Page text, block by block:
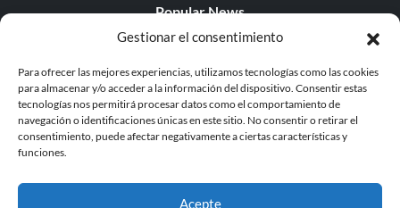
Gestionar el consentimiento
Para ofrecer las mejores experiencias, utilizamos tecnologías como las cookies
para almacenar y/o acceder a la información del dispositivo. Consentir estas
tecnologías nos permitirá procesar datos como el comportamiento de
navegación o identificaciones únicas en este sitio. No consentir o retirar el
consentimiento, puede afectar negativamente a ciertas características y
funciones.
Acepte
Popular News
Popular Editorials
Popular Free Games
LATEST UPDATES